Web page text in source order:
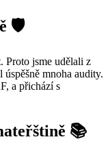
🛡️
Proto jsme udělali z
mnoha audity.
a přichází s
📚